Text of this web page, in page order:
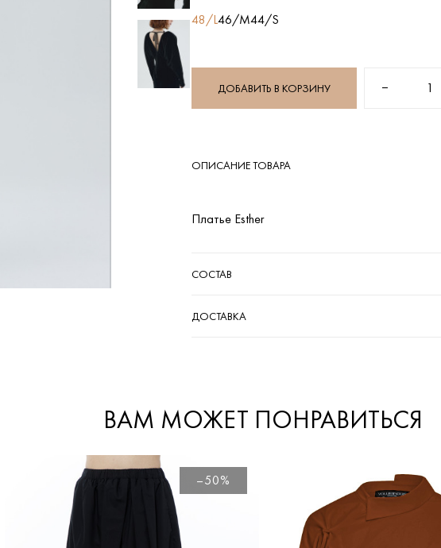
48/L46/M44/S
ДОБАВИТЬ В КОРЗИНУ − 1
ОПИСАНИЕ ТОВАРА
Платье Esther
СОСТАВ
ДОСТАВКА
ВАМ МОЖЕТ ПОНРАВИТЬСЯ
–50%